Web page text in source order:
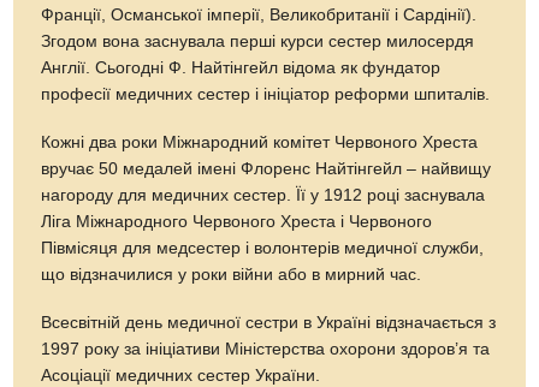
Франції, Османської імперії, Великобританії і Сардінії).
Згодом вона заснувала перші курси сестер милосердя
Англії. Сьогодні Ф. Найтінгейл відома як фундатор
професії медичних сестер і ініціатор реформи шпиталів.
Кожні два роки Міжнародний комітет Червоного Хреста
вручає 50 медалей імені Флоренс Найтінгейл – найвищу
нагороду для медичних сестер. Її у 1912 році заснувала
Ліга Міжнародного Червоного Хреста і Червоного
Півмісяця для медсестер і волонтерів медичної служби,
що відзначилися у роки війни або в мирний час.
Всесвітній день медичної сестри в Україні відзначається з
1997 року за ініціативи Міністерства охорони здоров’я та
Асоціації медичних сестер України.